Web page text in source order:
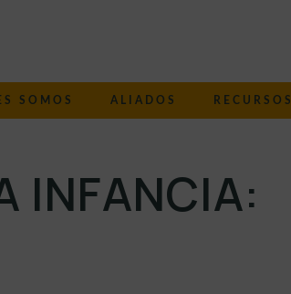
SOMOS ALIADOS RECURSOS
INFANCIA: